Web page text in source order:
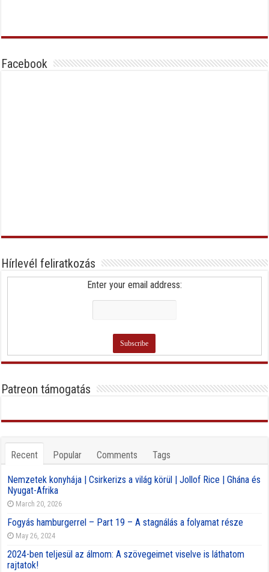
Facebook
Hírlevél feliratkozás
Enter your email address:
Patreon támogatás
Recent Popular Comments Tags
Nemzetek konyhája | Csirkerizs a világ körül | Jollof Rice | Ghána és
Nyugat-Afrika
March 20, 2026
Fogyás hamburgerrel – Part 19 – A stagnálás a folyamat része
May 26, 2024
2024-ben teljesül az álmom: A szövegeimet viselve is láthatom
rajtatok!